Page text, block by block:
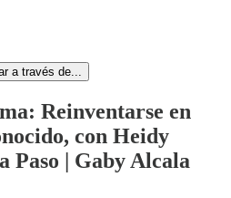
a través de...
Reinventarse en
con Heidy
Paso | Gaby Alcala